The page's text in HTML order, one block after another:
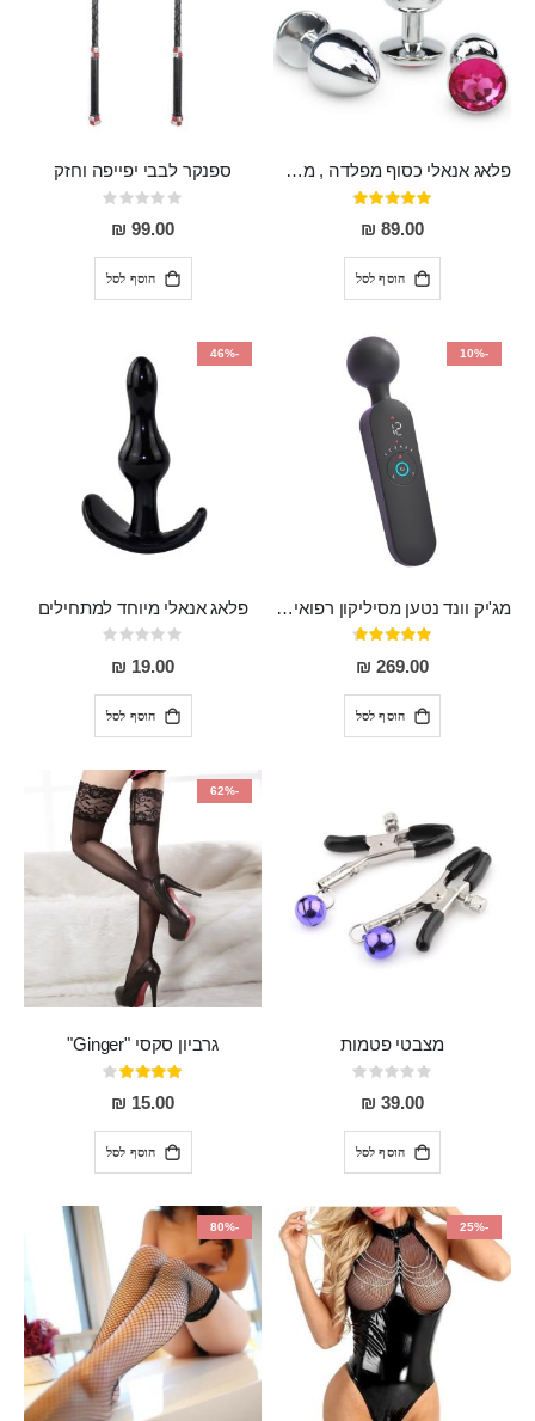
פלאג אנאלי כסוף מפלדה , מתאים ללבישה מתחת לבגדים, בגודל 7.3 על 2.8 ס"מ
דירוג:
97%
89.00 ₪
הוסף לסל
ספנקר לבבי יפייפה וחזק
Rating:
0%
99.00 ₪
הוסף לסל
-10%
מג'יק וונד נטען מסיליקון רפואי חזק בעל 12 מצבי רטט ו6 מהירויות שונות ROMI
דירוג:
93%
269.00 ₪
הוסף לסל
-46%
פלאג אנאלי מיוחד למתחילים
Rating:
0%
19.00 ₪
הוסף לסל
מצבטי פטמות
Rating:
0%
39.00 ₪
הוסף לסל
-62%
גרביון סקסי "Ginger"
דירוג:
80%
15.00 ₪
הוסף לסל
-25%
-80%